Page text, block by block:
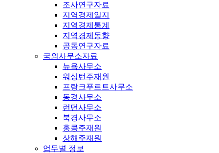
조사연구자료
지역경제일지
지역경제통계
지역경제동향
공동연구자료
국외사무소자료
뉴욕사무소
워싱턴주재원
프랑크푸르트사무소
동경사무소
런던사무소
북경사무소
홍콩주재원
상해주재원
업무별 정보